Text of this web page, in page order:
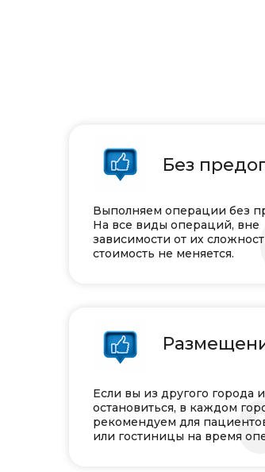
Без
Выполняем операции без
На все виды операций, вне
зависимости от их
стоимость не меняется.
Если вы из другого города
остановиться, в каждом
рекомендуем для
или гостиницы на время